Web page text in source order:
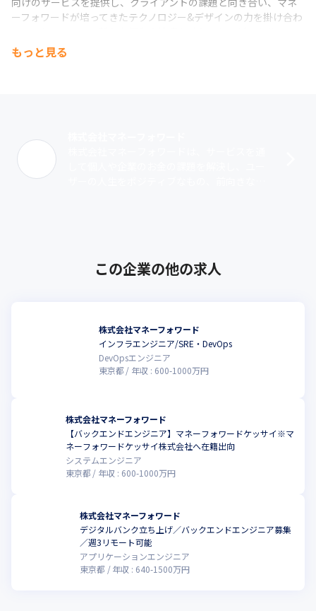
ーフォワードが培ってきたテクノロジー&デザインの力を掛け合わ
います。
60代の家計簿アプリ利用者男女1,034名/調査方法：インターネッ
ト調査
調査委託先：マクロミル
もっと見る
この企業の他の求人
株式会社マネーフォワード
インフラエンジニア/SRE・DevOps
DevOpsエンジニア
東京都
年収 : 600-1000万円
株式会社マネーフォワード
【バックエンドエンジニア】マネーフォワードケッサイ※マ
ネーフォワードケッサイ株式会社へ在籍出向
システムエンジニア
東京都
年収 : 600-1000万円
株式会社マネーフォワード
デジタルバンク立ち上げ／バックエンドエンジニア募集
／週3リモート可能
アプリケーションエンジニア
東京都
年収 : 640-1500万円